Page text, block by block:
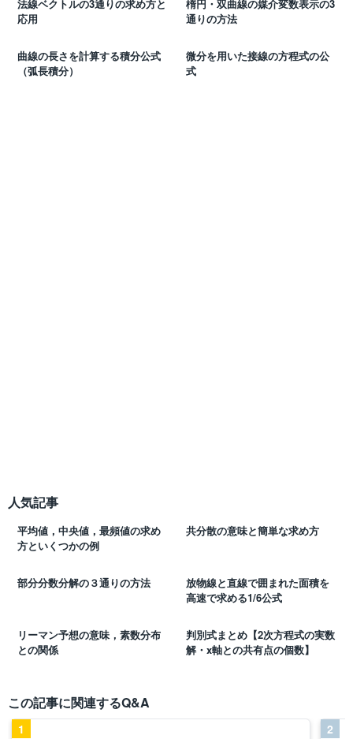
法線ベクトルの3通りの求め方と
応用
楕円・双曲線の媒介変数表示の3
通りの方法
曲線の長さを計算する積分公式
（弧長積分）
微分を用いた接線の方程式の公
式
人気記事
平均値，中央値，最頻値の求め
方といくつかの例
共分散の意味と簡単な求め方
部分分数分解の３通りの方法
放物線と直線で囲まれた面積を
高速で求める1/6公式
リーマン予想の意味，素数分布
との関係
判別式まとめ【2次方程式の実数
解・x軸との共有点の個数】
この記事に関連するQ&A
1 2